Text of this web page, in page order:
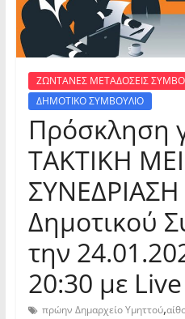
ΖΩΝΤΑΝΕΣ ΜΕΤΑΔΟΣΕΙΣ
ΔΗΜΟΤΙΚΟ ΣΥΜΒΟΥΛΙΟ
Πρόσκληση
ΤΑΚΤΙΚΗ
ΣΥΝΕΔΡΙΑΣΗ
Δημοτικού
την
20:30 με
πρώην Δημαρχείο Υμηττού,